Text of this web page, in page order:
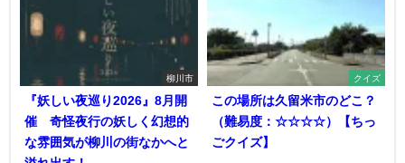
柳川市
『妖しい夜巡り2026』8月開
催 奇怪夜行の妖しく幻想的
な雰囲気が柳川の街なかへと
クイズ
この場所は久留米市のどこ？
（難易度：☆☆☆☆）【ちっ
ごクイズ】